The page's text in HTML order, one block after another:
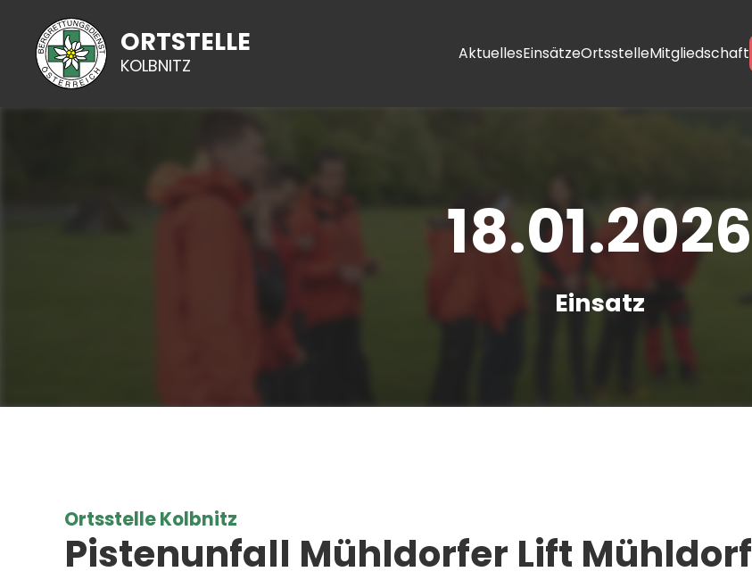
ORTSTELLE
KOLBNITZ
AktuellesEinsätzeOrtsstelleMitgliedschaft
18.01.2026
Einsatz
Ortsstelle Kolbnitz
Pistenunfall Mühldorfer Lift Mühldorf